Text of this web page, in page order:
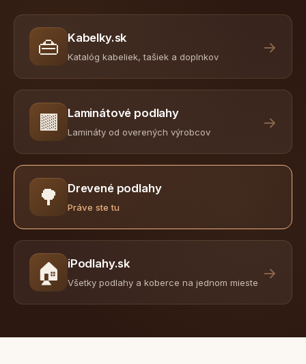
👜 Kabelky.sk
Katalóg kabeliek, tašiek a doplnkov
→
🟫 Laminátové podlahy
Lamináty od overených výrobcov
→
🌳 Drevené podlahy
Práve ste tu
🏠 iPodlahy.sk
Všetky podlahy a koberce na jednom mieste
→